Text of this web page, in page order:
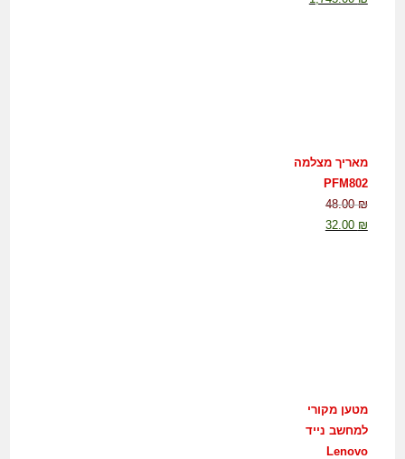
מאריך מצלמה
PFM802
48.00₪
32.00 ₪
מטען מקורי
למחשב נייד
Lenovo